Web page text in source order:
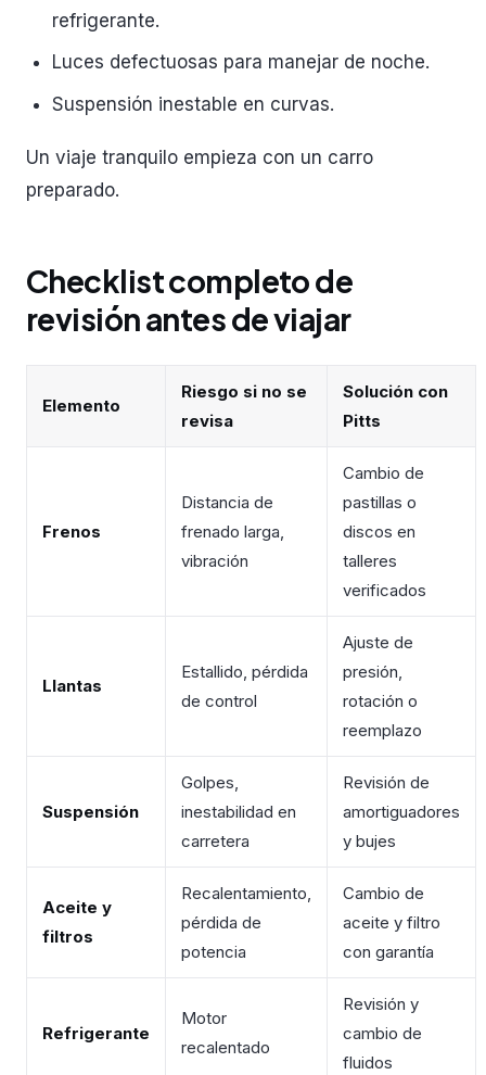
refrigerante.
Luces defectuosas para manejar de noche.
Suspensión inestable en curvas.
Un viaje tranquilo empieza con un carro
preparado.
Checklist completo de
revisión antes de viajar
Elemento
Riesgo si no se
revisa
Solución con
Pitts
Frenos
Distancia de
frenado larga,
vibración
Cambio de
pastillas o
discos en
talleres
verificados
Llantas
Estallido, pérdida
de control
Ajuste de
presión,
rotación o
reemplazo
Suspensión
Golpes,
inestabilidad en
carretera
Revisión de
amortiguadores
y bujes
Aceite y
filtros
Recalentamiento,
pérdida de
potencia
Cambio de
aceite y filtro
con garantía
Refrigerante
Motor
recalentado
Revisión y
cambio de
fluidos